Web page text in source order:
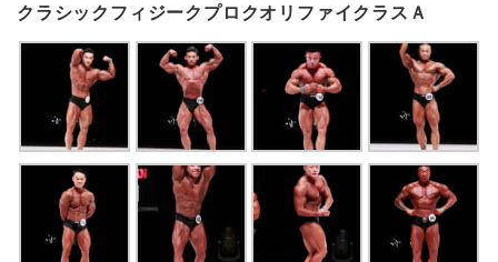
クラシックフィジークプロクオリファイクラスＡ